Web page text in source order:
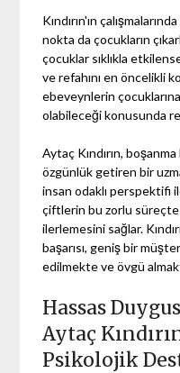
Kındırın'ın
nokta da çocukların
çocuklar sıklıkla
ve refahını en öncelikli
ebeveynlerin
olabileceği konusunda
Aytaç Kındırın,
özgünlük getiren bir
insan odaklı perspektifi
çiftlerin bu zorlu süreçte
ilerlemesini sağlar.
başarısı, geniş bir
edilmekte ve övgü
Hassas
Aytaç
Psikolojik